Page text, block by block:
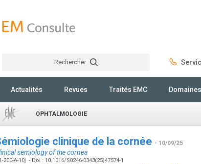
Rechercher
Actualités Revues Traités EMC Domaines
OPHTALMOLOGIE
clinique de la cornée - 10/09/25
semiology of the cornea
200-A-10] - Doi : 10.1016/S0246-0343(25)47574-1